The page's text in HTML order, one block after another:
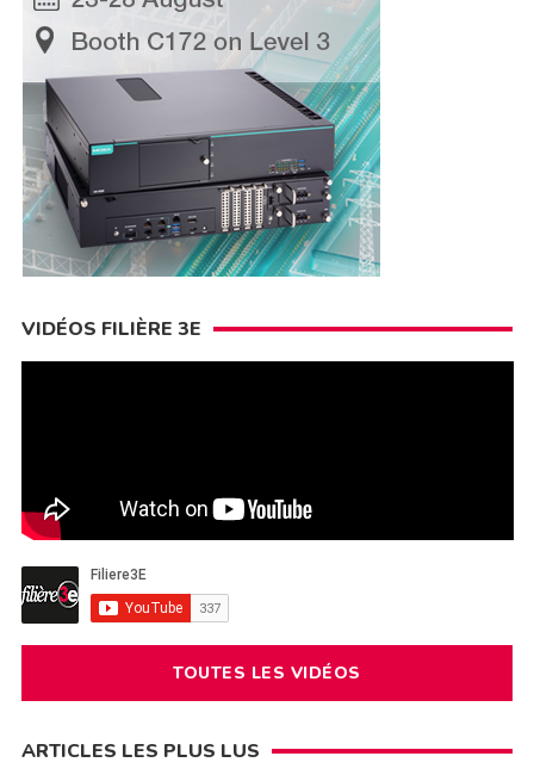
VIDÉOS FILIÈRE 3E
TOUTES LES VIDÉOS
ARTICLES LES PLUS LUS